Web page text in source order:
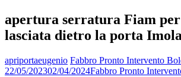
apertura serratura Fiam
lasciata dietro la porta Imola
apriportaeugenio Fabbro Pronto Intervento
22/05/202302/04/2024Fabbro Pronto